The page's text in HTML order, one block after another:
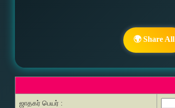
🌍 Share All
ஜாதகர் பெயர் :